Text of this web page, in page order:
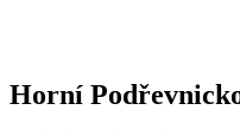
Horní